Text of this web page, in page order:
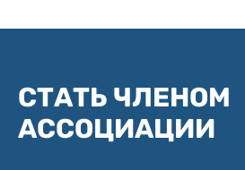
СТАТЬ ЧЛЕНОМ
АССОЦИАЦИИ